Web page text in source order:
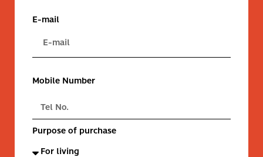
E-mail
Mobile Number
Purpose of purchase